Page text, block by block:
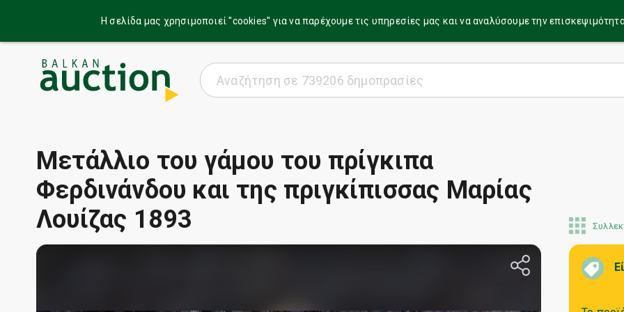
Η σελίδα μας χρησιμοποιεί ''cookies'' για να παρέχουμε τις υπηρεσίες μας και να αναλύσουμε την
Μετάλλιο του γάμου του πρίγκιπα
Φερδινάνδου και της πριγκίπισσας Μαρίας
Λουίζας 1893